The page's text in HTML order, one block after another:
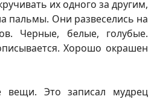
их одного за другим,
пальмы. Они развеселись на
Черные, белые, голубые.
Хорошо окрашен
вещи. Это записал мудрец